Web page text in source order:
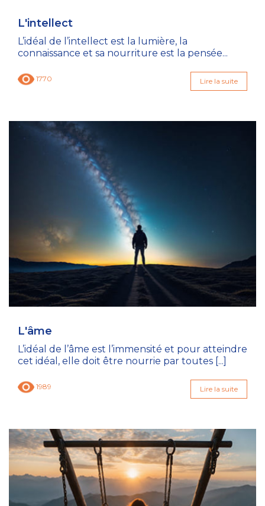
L'intellect
L’idéal de l’intellect est la lumière, la
connaissance et sa nourriture est la pensée...
1770 Lire la suite
L'âme
L’idéal de l’âme est l’immensité et pour atteindre
cet idéal, elle doit être nourrie par toutes [...]
1989 Lire la suite